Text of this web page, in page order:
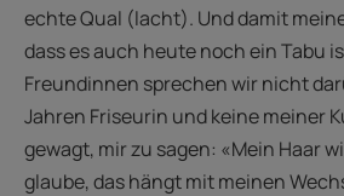
echte Qual (lacht). Und damit
dass es auch heute noch ein Tabu
Freundinnen sprechen wir nicht
Jahren Friseurin und keine meiner
gewagt, mir zu sagen: «Mein Haar
glaube, das hängt mit meinen